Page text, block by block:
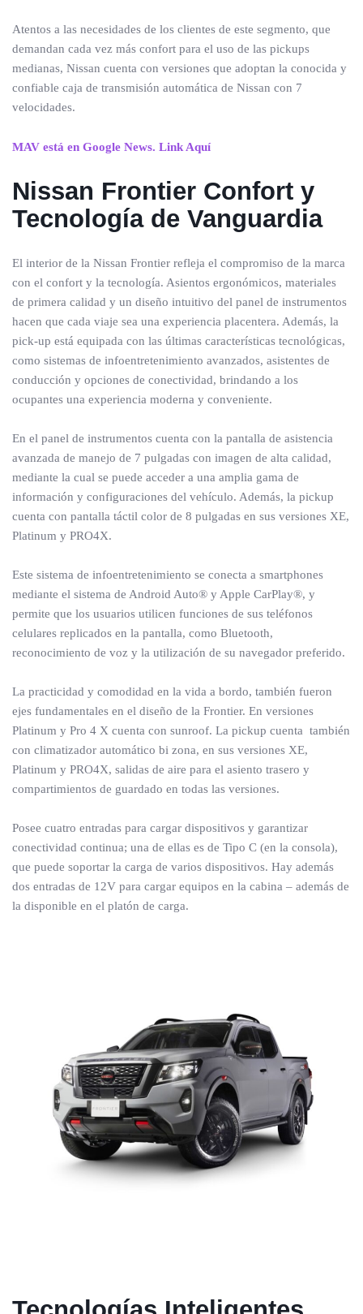
Atentos a las necesidades de los clientes de este segmento, que
demandan cada vez más confort para el uso de las pickups
medianas, Nissan cuenta con versiones que adoptan la conocida y
confiable caja de transmisión automática de Nissan con 7
velocidades.
MAV está en Google News. Link Aquí
Nissan Frontier Confort y
Tecnología de Vanguardia
El interior de la Nissan Frontier refleja el compromiso de la marca
con el confort y la tecnología. Asientos ergonómicos, materiales
de primera calidad y un diseño intuitivo del panel de instrumentos
hacen que cada viaje sea una experiencia placentera. Además, la
pick-up está equipada con las últimas características tecnológicas,
como sistemas de infoentretenimiento avanzados, asistentes de
conducción y opciones de conectividad, brindando a los
ocupantes una experiencia moderna y conveniente.
En el panel de instrumentos cuenta con la pantalla de asistencia
avanzada de manejo de 7 pulgadas con imagen de alta calidad,
mediante la cual se puede acceder a una amplia gama de
información y configuraciones del vehículo. Además, la pickup
cuenta con pantalla táctil color de 8 pulgadas en sus versiones XE,
Platinum y PRO4X.
Este sistema de infoentretenimiento se conecta a smartphones
mediante el sistema de Android Auto® y Apple CarPlay®, y
permite que los usuarios utilicen funciones de sus teléfonos
celulares replicados en la pantalla, como Bluetooth,
reconocimiento de voz y la utilización de su navegador preferido.
La practicidad y comodidad en la vida a bordo, también fueron
ejes fundamentales en el diseño de la Frontier. En versiones
Platinum y Pro 4 X cuenta con sunroof. La pickup cuenta también
con climatizador automático bi zona, en sus versiones XE,
Platinum y PRO4X, salidas de aire para el asiento trasero y
compartimientos de guardado en todas las versiones.
Posee cuatro entradas para cargar dispositivos y garantizar
conectividad continua; una de ellas es de Tipo C (en la consola),
que puede soportar la carga de varios dispositivos. Hay además
dos entradas de 12V para cargar equipos en la cabina – además de
la disponible en el platón de carga.